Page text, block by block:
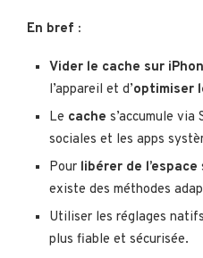
En bref :
Vider le cache sur
l’appareil et d’optimiser
Le cache s’accumule
sociales et les apps
Pour libérer de l’espace
existe des méthodes
Utiliser les réglages
plus fiable et sécurisée.